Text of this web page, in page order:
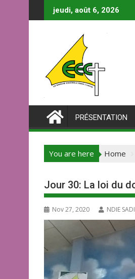
jeudi, août 6, 2026
PRÉSENTATION
You are here Home
Jour 30: La loi du
Nov 27, 2020 NDIE